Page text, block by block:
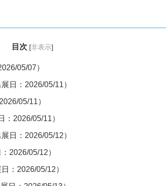
目次 [非表示]
05/07）
日：2026/05/11）
05/11）
：2026/05/11）
日：2026/05/12）
2026/05/12）
：2026/05/12）